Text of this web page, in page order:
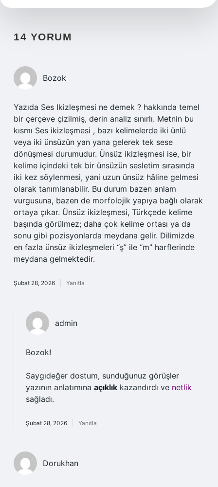
14 YORUM
Bozok
Yazıda Ses Ikizleşmesi ne demek ? hakkında temel
bir çerçeve çizilmiş, derin analiz sınırlı. Metnin bu
kısmı Ses ikizleşmesi , bazı kelimelerde iki ünlü
veya iki ünsüzün yan yana gelerek tek sese
dönüşmesi durumudur. Ünsüz ikizleşmesi ise, bir
kelime içindeki tek bir ünsüzün sesletim sırasında
iki kez söylenmesi, yani uzun ünsüz hâline gelmesi
olarak tanımlanabilir. Bu durum bazen anlam
vurgusuna, bazen de morfolojik yapıya bağlı olarak
ortaya çıkar. Ünsüz ikizleşmesi, Türkçede kelime
başında görülmez; daha çok kelime ortası ya da
sonu gibi pozisyonlarda meydana gelir. Dilimizde
en fazla ünsüz ikizleşmeleri “ş” ile “m” harflerinde
meydana gelmektedir.
Şubat 28, 2026 Yanıtla
admin
Bozok!
Saygıdeğer dostum, sunduğunuz görüşler
yazının anlatımına açıklık kazandırdı ve netlik
sağladı.
Şubat 28, 2026 Yanıtla
Dorukhan